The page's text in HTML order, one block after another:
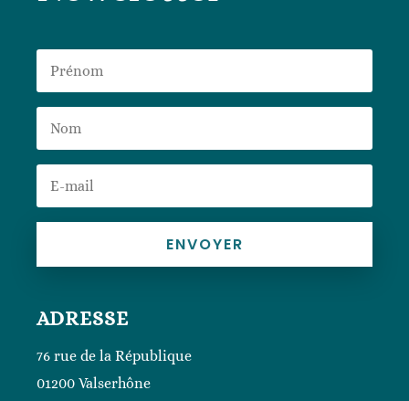
ENVOYER
ADRESSE
76 rue de la République
01200 Valserhône